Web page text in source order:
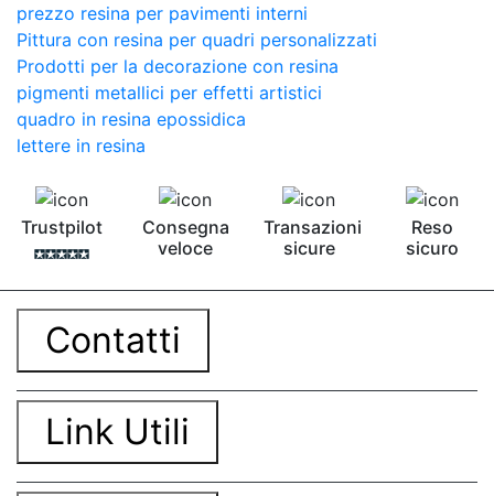
prezzo resina per pavimenti interni
Pittura con resina per quadri personalizzati
Prodotti per la decorazione con resina
pigmenti metallici per effetti artistici
quadro in resina epossidica
lettere in resina
Trustpilot
Consegna
veloce
Transazioni
sicure
Reso
sicuro
Contatti
Link Utili